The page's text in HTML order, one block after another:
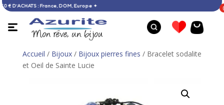
DÈS 60 € D’ACHATS : France, DOM, Europe ✦
Accueil / Bijoux/ Bijoux pierres fines / Bracelet sodalite
et Oeil de Sainte Lucie